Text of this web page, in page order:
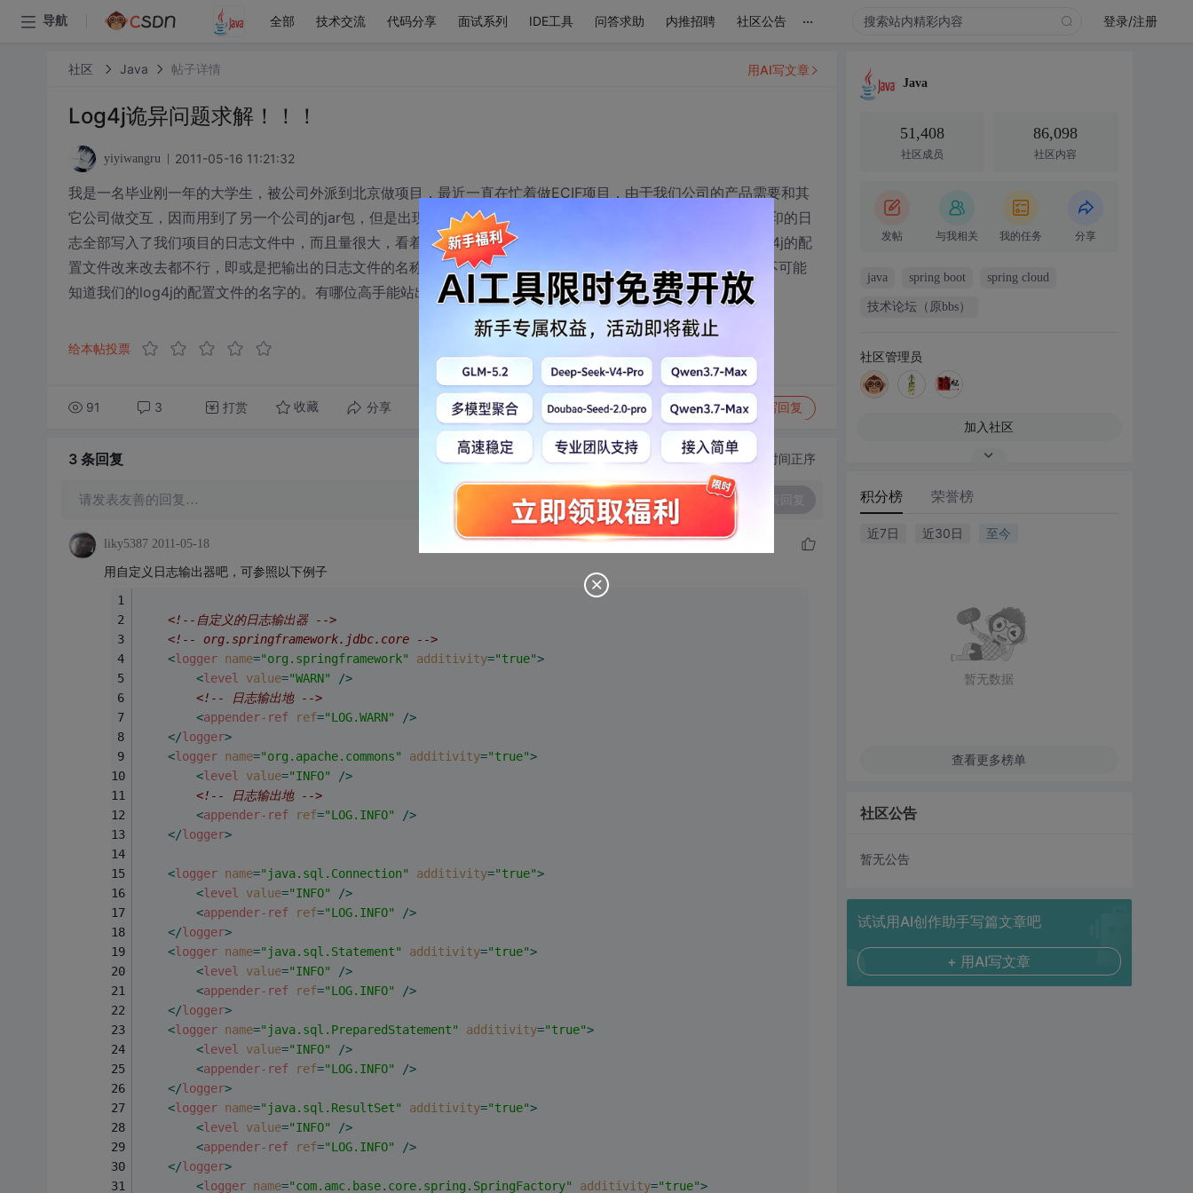
导航 全部 技术交流 代码分享 面试系列 IDE工具 问答求助 内推招聘 社区公告 ... 登录/注册
社区 Java 帖子详情
Log4j诡异问题求解！！！
yiyiwangru 2011-05-16 11:21:32
我是一名毕业刚一年的大学生，被公司外派到北京做项目，最近一直在忙着做ECIF项目，由于我们公司的产品需要和其
它公司做交互，因而用到了另一个公司的jar包，但是出现一个很奇怪的问题，就是那个公司提供的jar包中程序打印的日
志全部写入了我们项目的日志文件中，而且量很大，看着很不舒服，想不让它打印到我们项目的日志中，但是log4j的配
置文件改来改去都不行，即或是把输出的日志文件的名称改掉也不行，还是会打印出来。能确定的是那个公司是不可能
知道我们的log4j的配置文件的名字的。有哪位高手能站出来指点一二，不甚感激！
给本帖投票
91 3 打赏 收藏 分享 转发到动态 举报 写回复
用AI写文章
3 条回复 切换为时间正序
请发表友善的回复…
liky5387 2011-05-18
用自定义日志输出器吧，可参照以下例子
<!--自定义的日志输出器 -->
<!-- org.springframework.jdbc.core -->
<logger name="org.springframework" additivity="true">
<level value="WARN" />
<!-- 日志输出地 -->
<appender-ref ref="LOG.WARN" />
</logger>
<logger name="org.apache.commons" additivity="true">
<level value="INFO" />
<!-- 日志输出地 -->
<appender-ref ref="LOG.INFO" />
</logger>
<logger name="java.sql.Connection" additivity="true">
<level value="INFO" />
<appender-ref ref="LOG.INFO" />
</logger>
<logger name="java.sql.Statement" additivity="true">
<level value="INFO" />
<appender-ref ref="LOG.INFO" />
</logger>
<logger name="java.sql.PreparedStatement" additivity="true">
<level value="INFO" />
<appender-ref ref="LOG.INFO" />
</logger>
<logger name="java.sql.ResultSet" additivity="true">
<level value="INFO" />
<appender-ref ref="LOG.INFO" />
</logger>
<logger name="com.amc.base.core.spring.SpringFactory" additivity="true">
Java
51,408
社区成员
86,098
社区内容
发帖 与我相关 我的任务 分享
java spring boot spring cloud
技术论坛（原bbs）
社区管理员
加入社区
积分榜 荣誉榜
近7日 近30日 至今
暂无数据
查看更多榜单
社区公告
暂无公告
试试用AI创作助手写篇文章吧
+ 用AI写文章